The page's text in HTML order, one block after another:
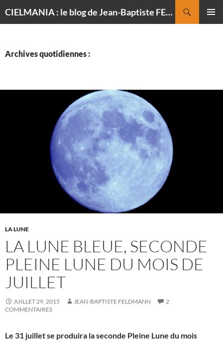
CIELMANIA : le blog de Jean-Baptiste FELDMANN, photographe du ciel
Archives quotidiennes :
LA LUNE
LA LUNE BLEUE, SECONDE
PLEINE LUNE DU MOIS DE
JUILLET
JUILLET 29, 2015 JEAN-BAPTISTE FELDMANN
2
COMMENTAIRES
Le 31 juillet se produira la seconde Pleine Lune du mois